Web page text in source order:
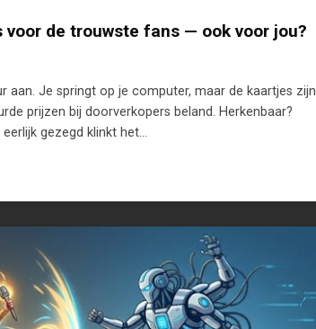
de trouwste fans — ook voor jou?
Je springt op je computer, maar de kaartjes zijn
prijzen bij doorverkopers beland. Herkenbaar?
gezegd klinkt het…